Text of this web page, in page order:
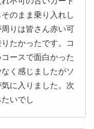
のまま乗り入れし
りは皆さん赤い可
たかったです。コ
ースで面白かった
く感じましたがソ
に入りました。次
いでし